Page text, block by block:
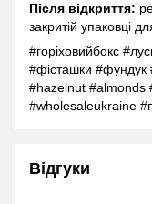
Після відкриття:
закритій упаковці
#горіховийбокс
#фісташки #фундук
#hazelnut #almonds
#wholesaleukraine
Відгуки